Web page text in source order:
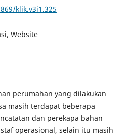
klik.v3i1.325
Website
perumahan yang dilakukan
masih terdapat beberapa
dan perekapa bahan
operasional, selain itu masih